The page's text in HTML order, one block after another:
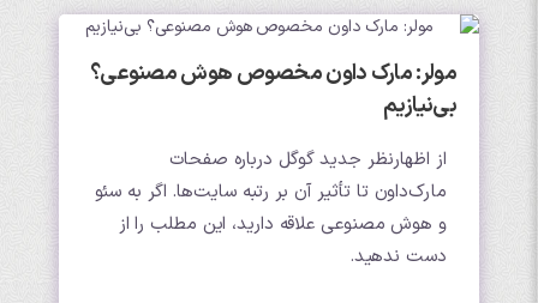
مولر: مارک داون مخصوص هوش مصنوعی؟
بی‌نیازیم
از اظهارنظر جدید گوگل درباره صفحات
مارک‌داون تا تأثیر آن بر رتبه سایت‌ها. اگر به سئو
و هوش مصنوعی علاقه دارید، این مطلب را از
دست ندهید.